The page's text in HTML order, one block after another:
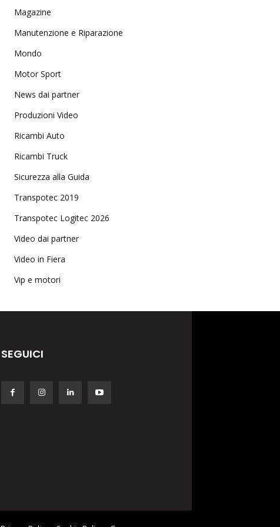
Magazine
Manutenzione e Riparazione
Mondo
Motor Sport
News dai partner
Produzioni Video
Ricambi Auto
Ricambi Truck
Sicurezza alla Guida
Transpotec 2019
Transpotec Logitec 2026
Video dai partner
Video in Fiera
Vip e motori
SEGUICI